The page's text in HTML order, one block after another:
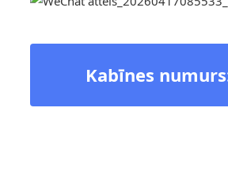
Kabīnes